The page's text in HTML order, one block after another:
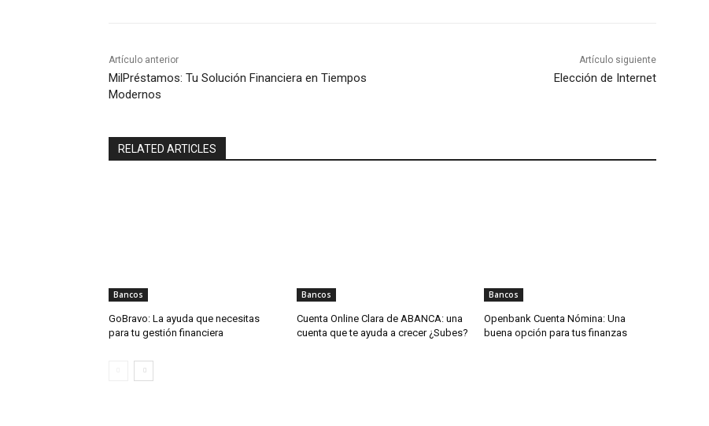
Artículo anterior
MilPréstamos: Tu Solución Financiera en Tiempos
Modernos
Artículo siguiente
Elección de Internet
RELATED ARTICLES
Bancos
GoBravo: La ayuda que necesitas
para tu gestión financiera
Bancos
Cuenta Online Clara de ABANCA: una
cuenta que te ayuda a crecer ¿Subes?
Bancos
Openbank Cuenta Nómina: Una
buena opción para tus finanzas